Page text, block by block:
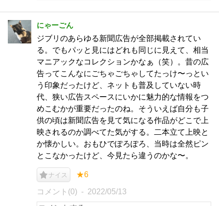
にゃーごん
ジブリのあらゆる新聞広告が全部掲載されてい
る。でもパッと見にはどれも同じに見えて、相当
マニアックなコレクションかなぁ（笑）。昔の広
告ってこんなにごちゃごちゃしてたっけ〜っとい
う印象だったけど、ネットも普及していない時
代、狭い広告スペースにいかに魅力的な情報をつ
めこむかが重要だったのね。そういえば自分も子
供の頃は新聞広告を見て気になる作品がどこで上
映されるのか調べてた気がする。二本立て上映と
か懐かしい。おもひでぽろぽろ、当時は全然ピン
とこなかったけど、今見たら違うのかな〜。
ナイス ★6
コメント(0) 2022/05/13